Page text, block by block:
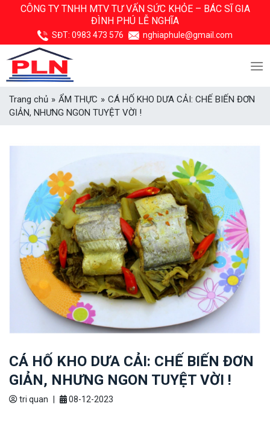
CÔNG TY TNHH MTV TƯ VẤN SỨC KHỎE – BÁC SĨ GIA
ĐÌNH PHÚ LỄ NGHĨA
SĐT: 0983 473 576 nghiaphule@gmail.com
Trang chủ » ẨM THỰC » CÁ HỐ KHO DƯA CẢI: CHẾ BIẾN ĐƠN
GIẢN, NHƯNG NGON TUYỆT VỜI !
CÁ HỐ KHO DƯA CẢI: CHẾ BIẾN ĐƠN
GIẢN, NHƯNG NGON TUYỆT VỜI !
tri quan 08-12-2023